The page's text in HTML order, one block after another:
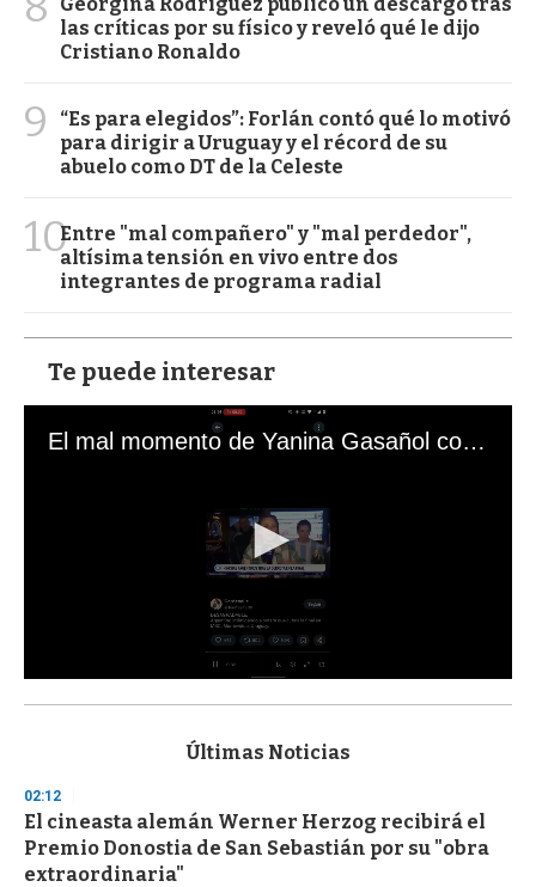
las críticas por su físico y reveló qué le dijo
Cristiano Ronaldo
9
“Es para elegidos”: Forlán contó qué lo motivó
para dirigir a Uruguay y el récord de su
abuelo como DT de la Celeste
10Entre "mal compañero" y "mal perdedor",
altísima tensión en vivo entre dos
integrantes de programa radial
Te puede interesar
El mal momento de Yanina Gasañol con un hincha argentino en "Subrayado"
s
d
s
o
f
3
Últimas Noticias
02:12
El cineasta alemán Werner Herzog recibirá el
Premio Donostia de San Sebastián por su "obra
extraordinaria"